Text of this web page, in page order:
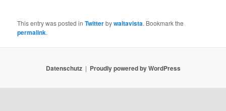
This entry was posted inTwitterbywaltavista. Bookmark the
permalink.
Datenschutz Proudly powered by WordPress